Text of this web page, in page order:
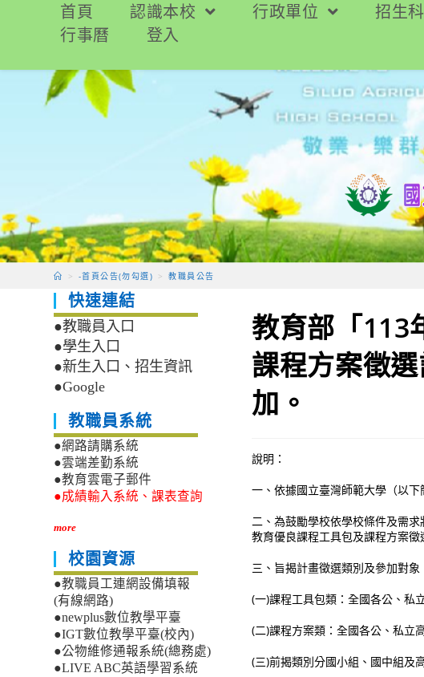
要
首頁 認識本校 行政單位 招生
行事曆
登入
> -首頁公告(勿勾選) > 教職員公告
教育部「113
課程方案徵
加。
說明：
一、依據國立臺灣師範大學（以
二、為鼓勵學校依學校條件及需
教育優良課程工具包及課程方案徵
三、旨揭計畫徵選類別及參加對象
(一)課程工具包類：全國各公、私
(二)課程方案類：全國各公、私立
(三)前揭類別分國小組、國中組及
快速連結
●教職員入口
●學生入口
●新生入口、招生資訊
●Google
教職員系統
●網路請購系統
●雲端差勤系統
●教育雲電子郵件
●成績輸入系統、課表查詢
more
校園資源
●教職員工連網設備填報
(有線網路)
●newplus數位教學平臺
●IGT數位教學平臺(校內)
●公物維修通報系統(總務處)
●LIVE ABC英語學習系統